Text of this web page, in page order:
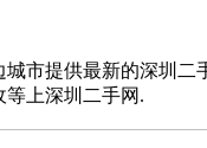
城市提供最新的深圳
上深圳二手网.